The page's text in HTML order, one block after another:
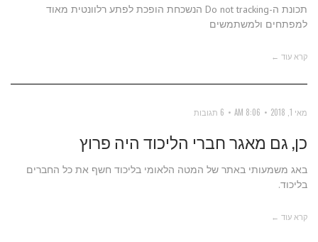
תכונת ה-Do not tracking הנשכחת הופכת לפתע רלוונטית מאוד
למפתחים ולמשתמשים
קרא עוד ←
מאי 1, 2018 8:06 AM 6 תגובות
כן, גם מאגר חברי הליכוד היה פרוץ
באג משמעותי באתר של המטה הלאומי בליכוד חשף את כל החברים
בליכוד.
קרא עוד ←